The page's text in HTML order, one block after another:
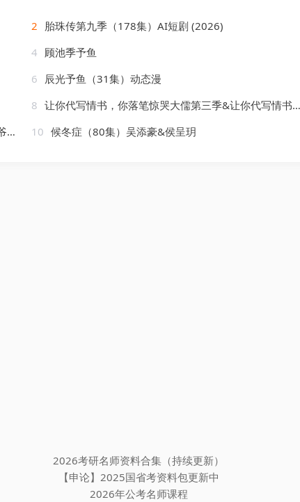
2
胎珠传第九季（178集）AI短剧 (2026)
4 顾池季予鱼
6
辰光予鱼（31集）动态漫
8 让你代写情书，你落笔惊哭大儒第三季&让你代写情书你落笔惊哭大儒第三季（81集）AI短剧
10 候冬症（80集）吴添豪&侯呈玥
2026考研名师资料合集（持续更新）
【申论】2025国省考资料包更新中
2026年公考名师课程